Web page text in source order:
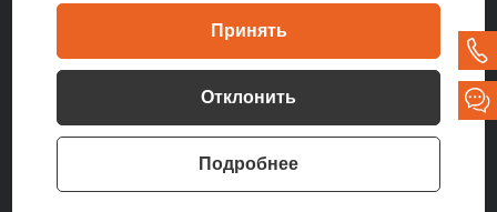
Даю согласие ЗАО «Банковско-финансовая телесеть» на
обработку и хранение указанных мной в данной форме
персональных данных. Ознакомлен с
Политикой об обработке
персональных данных, действующей у ЗАО «Банковско-
Принять
Отклонить
Подробнее